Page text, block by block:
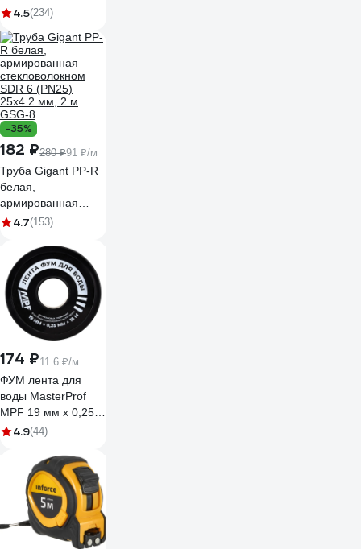
разметкой 1000мм
4.5(234)
-35%
182 ₽280 ₽91 ₽/м
Труба Gigant PP-R
белая,
армированная
стекловолокном
25x4.2 мм, 2 м
GSG-8
4.7(153)
174 ₽11.6 ₽/м
ФУМ лента для
воды MasterProf
MPF 19 мм x 0,25
мм x 15 м,
ИС.131432
4.9(44)